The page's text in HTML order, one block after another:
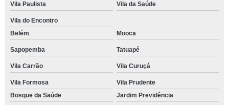
Vila Paulista Vila da Saúde
Vila do Encontro
Belém
Mooca
Sapopemba Tatuapé
Vila Carrão Vila Curuçá
Vila Formosa
Vila Prudente
Bosque da Saúde
Jardim Previdência